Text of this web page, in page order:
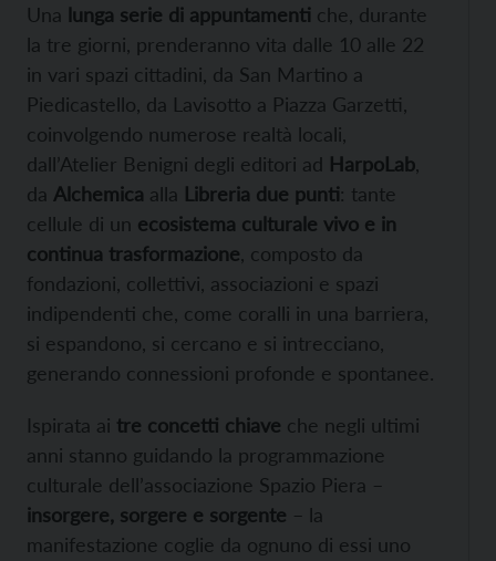
Una lunga serie di appuntamenti che, durante
la tre giorni, prenderanno vita dalle 10 alle 22
in vari spazi cittadini, da San Martino a
Piedicastello, da Lavisotto a Piazza Garzetti,
coinvolgendo numerose realtà locali,
dall’Atelier Benigni degli editori ad HarpoLab
da Alchemica alla Libreria due punti: tante
cellule di un ecosistema culturale vivo e in
continua trasformazione , composto da
fondazioni, collettivi, associazioni e spazi
indipendenti che, come coralli in una barriera,
si espandono, si cercano e si intrecciano,
generando connessioni profonde e spontanee.
Ispirata ai tre concetti chiave che negli ultimi
anni stanno guidando la programmazione
culturale dell’associazione Spazio Piera –
insorgere, sorgere e sorgente – la
manifestazione coglie da ognuno di essi uno